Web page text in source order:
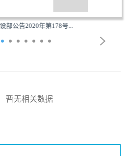
部公告2020年第178号...
暂无相关数据